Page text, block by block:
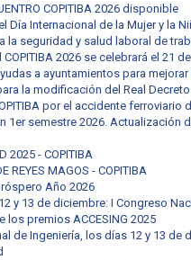
COPITIBA 2026 disponible
Día Internacional de la Mujer y la
la seguridad y salud laboral de
COPITIBA 2026 se celebrará el 21
a ayuntamientos para
la modificación del Real
por el accidente ferroviario
1er semestre 2026. Actualización
2025 - COPITIBA
REYES MAGOS - COPITIBA
Año 2026
12 y 13 de diciembre: I Congreso
los premios ACCESING 2025
de Ingeniería, los días 12 y 13 de